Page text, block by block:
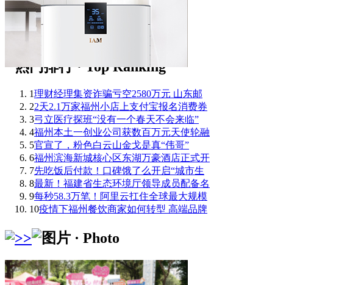
1理财经理集资诈骗亏空2580万元 山东邮
22天2.1万家福州小店上支付宝报名消费券
3弓立医疗探班“没有一个春天不会来临”
4福州本土一创业公司获数百万元天使轮融
5官宣了，粉色白云山金戈是真“伟哥”
6福州滨海新城核心区东湖万豪酒店正式开
7先吃饭后付款！口碑饿了么开启“城市生
8最新！福建省生态环境厅领导成员配备名
9每秒58.3万笔！阿里云扛住全球最大规模
10疫情下福州餐饮商家如何转型 高端品牌